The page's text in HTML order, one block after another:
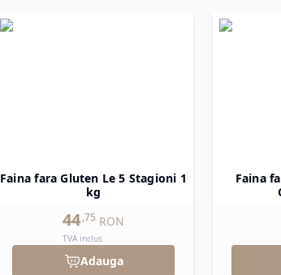
Faina fara Gluten Le 5 Stagioni 1
kg
44,75 RON
TVA inclus
Adauga
Faina